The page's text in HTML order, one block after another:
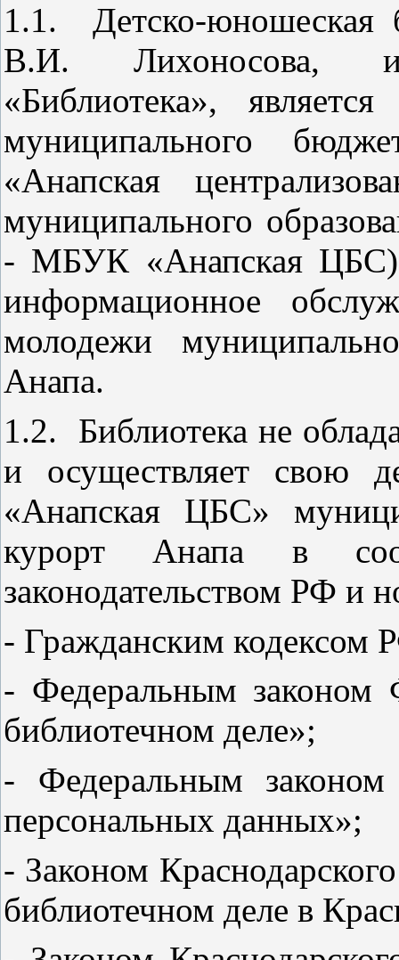
1.1. Детско-юношеская
В.И. Лихоносова,
«Библиотека»,
муниципального
«Анапская
муниципального
- МБУК «Анапская ЦБС)
информационное
молодежи
Анапа.
1.2. Библиотека не
и осуществляет свою
«Анапская ЦБС»
курорт Анапа в
законодательством РФ и
- Гражданским кодексом
- Федеральным
библиотечном деле»;
- Федеральным
персональных данных»;
- Законом
библиотечном деле в